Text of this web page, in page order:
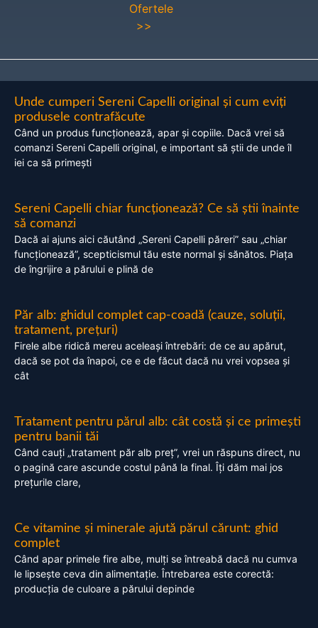
Ofertele
>>
Unde cumperi Sereni Capelli original și cum eviți
produsele contrafăcute
Când un produs funcționează, apar și copiile. Dacă vrei să
comanzi Sereni Capelli original, e important să știi de unde îl
iei ca să primești
Sereni Capelli chiar funcționează? Ce să știi înainte
să comanzi
Dacă ai ajuns aici căutând „Sereni Capelli păreri” sau „chiar
funcționează”, scepticismul tău este normal și sănătos. Piața
de îngrijire a părului e plină de
Păr alb: ghidul complet cap-coadă (cauze, soluții,
tratament, prețuri)
Firele albe ridică mereu aceleași întrebări: de ce au apărut,
dacă se pot da înapoi, ce e de făcut dacă nu vrei vopsea și
cât
Tratament pentru părul alb: cât costă și ce primești
pentru banii tăi
Când cauți „tratament păr alb preț”, vrei un răspuns direct, nu
o pagină care ascunde costul până la final. Îți dăm mai jos
prețurile clare,
Ce vitamine și minerale ajută părul cărunt: ghid
complet
Când apar primele fire albe, mulți se întreabă dacă nu cumva
le lipsește ceva din alimentație. Întrebarea este corectă:
producția de culoare a părului depinde